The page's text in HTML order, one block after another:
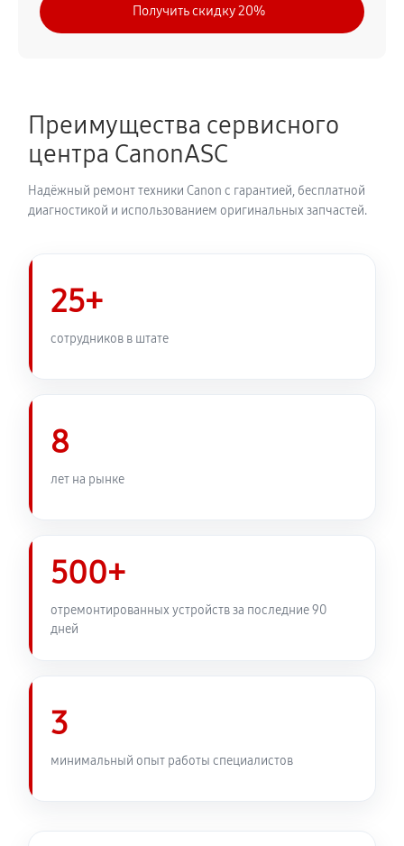
4320 руб 60 минут
Замена трубок плоттера Canon imagePROGRAF
3420 руб 60 минут
Получить скидку 20%
Преимущества сервисного
центра CanonASC
Надёжный ремонт техники Canon с гарантией, бесплатной
диагностикой и использованием оригинальных запчастей.
25+
сотрудников в штате
8
лет на рынке
500+
отремонтированных устройств за последние 90
дней
3
минимальный опыт работы специалистов